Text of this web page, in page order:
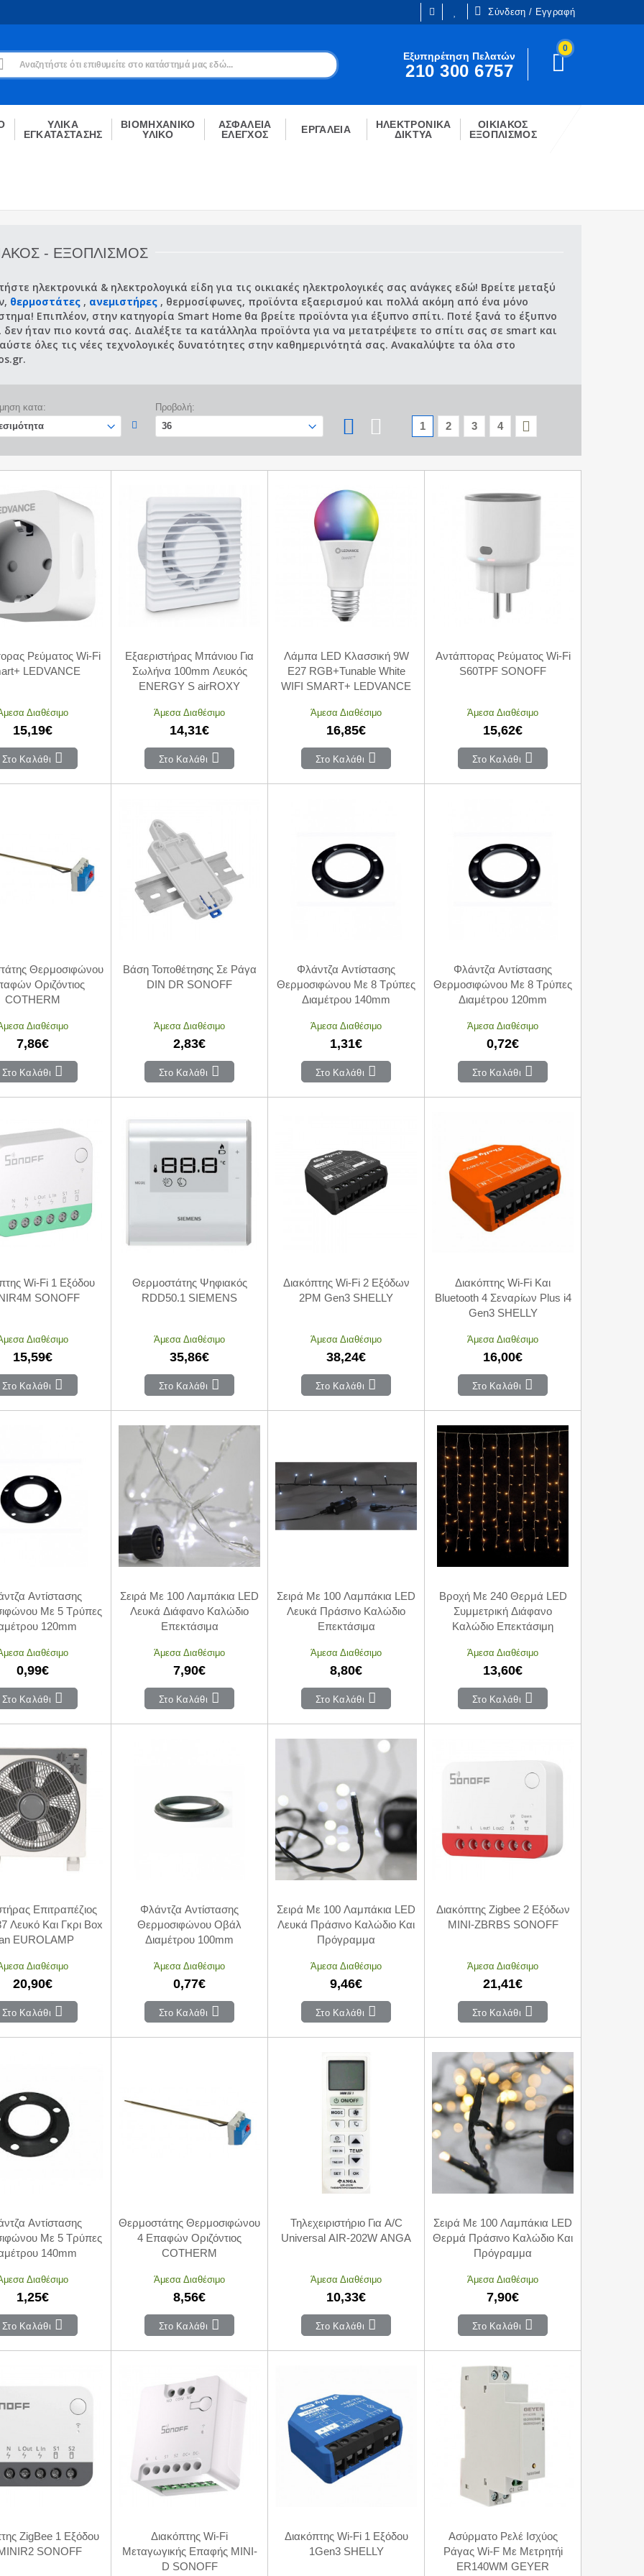
Σύνδεση / Εγγραφή
Εγγραφή
Δεν είσαι μέλος;
ΕΓΓΡΑΦΉ
Είμαι ήδη πελάτης
ΣΎΝΔΕΣΗ
Εξυπηρέτηση Πελατών
210 300 6757
0
ΥΛΙΚΑ
ΕΓΚΑΤΑΣΤΑΣΗΣ
ΒΙΟΜΗΧΑΝΙΚΟ
ΥΛΙΚΟ
ΑΣΦΑΛΕΙΑ
ΕΛΕΓΧΟΣ
ΕΡΓΑΛΕΙΑ
ΗΛΕΚΤΡΟΝΙΚΑ
ΔΙΚΤΥΑ
ΟΙΚΙΑΚΟΣ
ΕΞΟΠΛΙΣΜΟΣ
- ΕΞΟΠΛΙΣΜΟΣ
ηλεκτρονικά & ηλεκτρολογικά είδη για τις οικιακές ηλεκτρολογικές σας ανάγκες εδώ! Βρείτε μεταξύ
θερμοστάτες , ανεμιστήρες , θερμοσίφωνες, προϊόντα εξαερισμού και πολλά ακόμη από ένα μόνο
Επιπλέον, στην κατηγορία Smart Home θα βρείτε προϊόντα για έξυπνο σπίτι. Ποτέ ξανά το έξυπνο
δεν ήταν πιο κοντά σας. Διαλέξτε τα κατάλληλα προϊόντα για να μετατρέψετε το σπίτι σας σε smart και
όλες τις νέες τεχνολογικές δυνατότητες στην καθημερινότητά σας. Ανακαλύψτε τα όλα στο
κατα: Προβολή:
1 2 3 4
Ρεύματος Wi-Fi
LEDVANCE
Διαθέσιμο
15,19€
Στο Καλάθι
Εξαεριστήρας Μπάνιου Για
Σωλήνα 100mm Λευκός
ENERGY S airROXY
Άμεσα Διαθέσιμο
14,31€
Στο Καλάθι
Λάμπα LED Κλασσική 9W
E27 RGB+Tunable White
WIFI SMART+ LEDVANCE
Άμεσα Διαθέσιμο
16,85€
Στο Καλάθι
Αντάπτορας Ρεύματος Wi-Fi
S60TPF SONOFF
Άμεσα Διαθέσιμο
15,62€
Στο Καλάθι
Θερμοσιφώνου
Οριζόντιος
COTHERM
Διαθέσιμο
7,86€
Στο Καλάθι
Βάση Τοποθέτησης Σε Ράγα
DIN DR SONOFF
Άμεσα Διαθέσιμο
2,83€
Στο Καλάθι
Φλάντζα Αντίστασης
Θερμοσιφώνου Με 8 Τρύπες
Διαμέτρου 140mm
Άμεσα Διαθέσιμο
1,31€
Στο Καλάθι
Φλάντζα Αντίστασης
Θερμοσιφώνου Με 8 Τρύπες
Διαμέτρου 120mm
Άμεσα Διαθέσιμο
0,72€
Στο Καλάθι
Wi-Fi 1 Εξόδου
SONOFF
Διαθέσιμο
15,59€
Στο Καλάθι
Θερμοστάτης Ψηφιακός
RDD50.1 SIEMENS
Άμεσα Διαθέσιμο
35,86€
Στο Καλάθι
Διακόπτης Wi-Fi 2 Εξόδων
2PM Gen3 SHELLY
Άμεσα Διαθέσιμο
38,24€
Στο Καλάθι
Διακόπτης Wi-Fi Και
Bluetooth 4 Σεναρίων Plus i4
Gen3 SHELLY
Άμεσα Διαθέσιμο
16,00€
Στο Καλάθι
Αντίστασης
Με 5 Τρύπες
120mm
Διαθέσιμο
0,99€
Στο Καλάθι
Σειρά Με 100 Λαμπάκια LED
Λευκά Διάφανο Καλώδιο
Επεκτάσιμα
Άμεσα Διαθέσιμο
7,90€
Στο Καλάθι
Σειρά Με 100 Λαμπάκια LED
Λευκά Πράσινο Καλώδιο
Επεκτάσιμα
Άμεσα Διαθέσιμο
8,80€
Στο Καλάθι
Βροχή Με 240 Θερμά LED
Συμμετρική Διάφανο
Καλώδιο Επεκτάσιμη
Άμεσα Διαθέσιμο
13,60€
Στο Καλάθι
Επιτραπέζιος
Λευκό Και Γκρι Box
EUROLAMP
Διαθέσιμο
20,90€
Στο Καλάθι
Φλάντζα Αντίστασης
Θερμοσιφώνου Οβάλ
Διαμέτρου 100mm
Άμεσα Διαθέσιμο
0,77€
Στο Καλάθι
Σειρά Με 100 Λαμπάκια LED
Λευκά Πράσινο Καλώδιο Και
Πρόγραμμα
Άμεσα Διαθέσιμο
9,46€
Στο Καλάθι
Διακόπτης Zigbee 2 Εξόδων
MINI-ZBRBS SONOFF
Άμεσα Διαθέσιμο
21,41€
Στο Καλάθι
Αντίστασης
Με 5 Τρύπες
140mm
Διαθέσιμο
1,25€
Στο Καλάθι
Θερμοστάτης Θερμοσιφώνου
4 Επαφών Οριζόντιος
COTHERM
Άμεσα Διαθέσιμο
8,56€
Στο Καλάθι
Τηλεχειριστήριο Για A/C
Universal AIR-202W ANGA
Άμεσα Διαθέσιμο
10,33€
Στο Καλάθι
Σειρά Με 100 Λαμπάκια LED
Θερμά Πράσινο Καλώδιο Και
Πρόγραμμα
Άμεσα Διαθέσιμο
7,90€
Στο Καλάθι
ZigBee 1 Εξόδου
SONOFF
Διακόπτης Wi-Fi
Μεταγωγικής Επαφής MINI-
D SONOFF
Διακόπτης Wi-Fi 1 Εξόδου
1Gen3 SHELLY
Ασύρματο Ρελέ Ισχύος
Ράγας Wi-F Με Μετρητήi
ER140WM GEYER